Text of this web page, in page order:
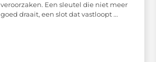
veroorzaken. Een sleutel die niet meer
goed draait, een slot dat vastloopt ...